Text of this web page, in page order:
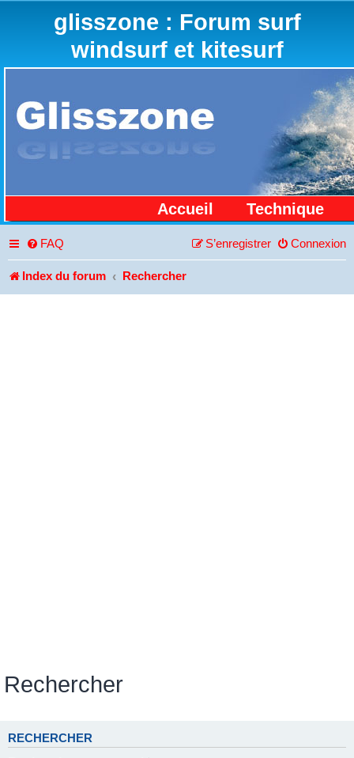
glisszone : Forum surf
windsurf et kitesurf
Accueil Technique
FAQ Connexion
S’enregistrer
Index du forum Rechercher
Rechercher
RECHERCHER